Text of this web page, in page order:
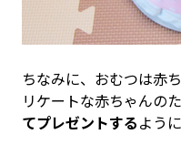
ちなみに、おむつは赤
リケートな赤ちゃんのた
てプレゼントするよう